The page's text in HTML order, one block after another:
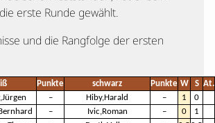
erste Runde gewählt.
und die Rangfolge der ersten
Punkte schwarz Punkte W S At.
– Hiby,Harald – 1
0
– Ivic,Roman – 0
1